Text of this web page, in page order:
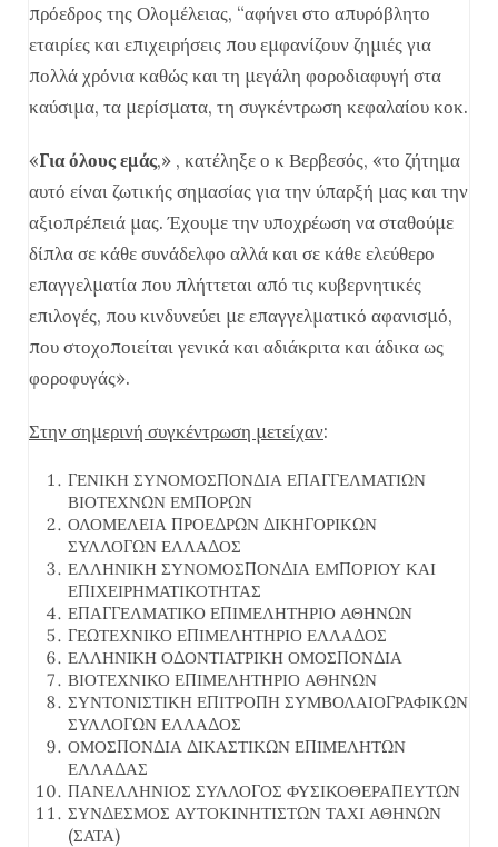
πρόεδρος της Ολομέλειας, “αφήνει στο απυρόβλητο
εταιρίες και επιχειρήσεις που εμφανίζουν ζημιές για
πολλά χρόνια καθώς και τη μεγάλη φοροδιαφυγή στα
καύσιμα, τα μερίσματα, τη συγκέντρωση κεφαλαίου κοκ.
«Για όλους εμάς,» , κατέληξε ο κ Βερβεσός, «το ζήτημα
αυτό είναι ζωτικής σημασίας για την ύπαρξή μας και την
αξιοπρέπειά μας. Έχουμε την υποχρέωση να σταθούμε
δίπλα σε κάθε συνάδελφο αλλά και σε κάθε ελεύθερο
επαγγελματία που πλήττεται από τις κυβερνητικές
επιλογές, που κινδυνεύει με επαγγελματικό αφανισμό,
που στοχοποιείται γενικά και αδιάκριτα και άδικα ως
φοροφυγάς».
Στην σημερινή συγκέντρωση μετείχαν:
ΓΕΝΙΚΗ ΣΥΝΟΜΟΣΠΟΝΔΙΑ ΕΠΑΓΓΕΛΜΑΤΙΩΝ
ΒΙΟΤΕΧΝΩΝ ΕΜΠΟΡΩΝ
ΟΛΟΜΕΛΕΙΑ ΠΡΟΕΔΡΩΝ ΔΙΚΗΓΟΡΙΚΩΝ
ΣΥΛΛΟΓΩΝ ΕΛΛΑΔΟΣ
ΕΛΛΗΝΙΚΗ ΣΥΝΟΜΟΣΠΟΝΔΙΑ ΕΜΠΟΡΙΟΥ ΚΑΙ
ΕΠΙΧΕΙΡΗΜΑΤΙΚΟΤΗΤΑΣ
ΕΠΑΓΓΕΛΜΑΤΙΚΟ ΕΠΙΜΕΛΗΤΗΡΙΟ ΑΘΗΝΩΝ
ΓΕΩΤΕΧΝΙΚΟ ΕΠΙΜΕΛΗΤΗΡΙΟ ΕΛΛΑΔΟΣ
ΕΛΛΗΝΙΚΗ ΟΔΟΝΤΙΑΤΡΙΚΗ ΟΜΟΣΠΟΝΔΙΑ
ΒΙΟΤΕΧΝΙΚΟ ΕΠΙΜΕΛΗΤΗΡΙΟ ΑΘΗΝΩΝ
ΣΥΝΤΟΝΙΣΤΙΚΗ ΕΠΙΤΡΟΠΗ ΣΥΜΒΟΛΑΙΟΓΡΑΦΙΚΩΝ
ΣΥΛΛΟΓΩΝ ΕΛΛΑΔΟΣ
ΟΜΟΣΠΟΝΔΙΑ ΔΙΚΑΣΤΙΚΩΝ ΕΠΙΜΕΛΗΤΩΝ
ΕΛΛΑΔΑΣ
ΠΑΝΕΛΛΗΝΙΟΣ ΣΥΛΛΟΓΟΣ ΦΥΣΙΚΟΘΕΡΑΠΕΥΤΩΝ
ΣΥΝΔΕΣΜΟΣ ΑΥΤΟΚΙΝΗΤΙΣΤΩΝ ΤΑΧΙ ΑΘΗΝΩΝ
(ΣΑΤΑ)